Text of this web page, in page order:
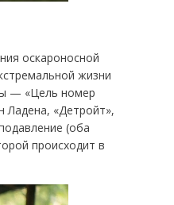
оскароносной
жизни
— «Цель номер
Ладена, «Детройт»,
(оба
происходит в